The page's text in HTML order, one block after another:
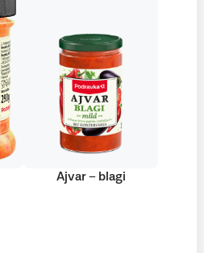
Ajvar – blagi